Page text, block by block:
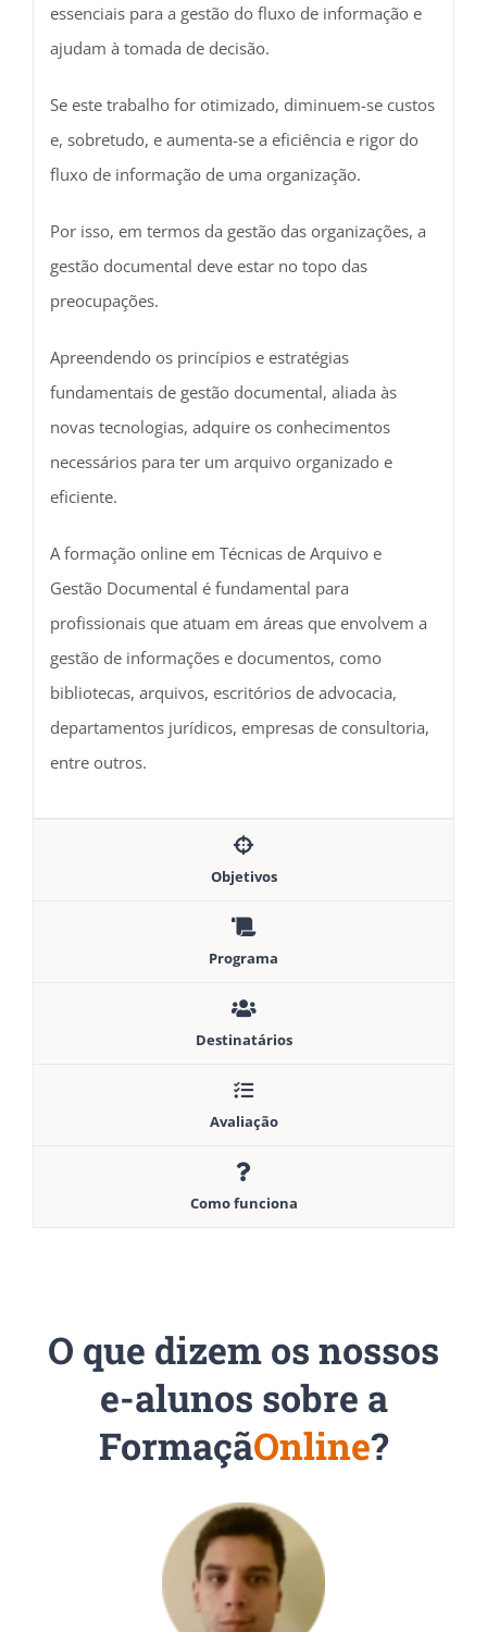
essenciais para a gestão do fluxo de informação e
ajudam à tomada de decisão.
Se este trabalho for otimizado, diminuem-se custos
e, sobretudo, e aumenta-se a eficiência e rigor do
fluxo de informação de uma organização.
Por isso, em termos da gestão das organizações, a
gestão documental deve estar no topo das
preocupações.
Apreendendo os princípios e estratégias
fundamentais de gestão documental, aliada às
novas tecnologias, adquire os conhecimentos
necessários para ter um arquivo organizado e
eficiente.
A formação online em Técnicas de Arquivo e
Gestão Documental é fundamental para
profissionais que atuam em áreas que envolvem a
gestão de informações e documentos, como
bibliotecas, arquivos, escritórios de advocacia,
departamentos jurídicos, empresas de consultoria,
entre outros.
Objetivos
Programa
Destinatários
Avaliação
Como funciona
O que dizem os nossos
e-alunos sobre a
FormaçãOnline?